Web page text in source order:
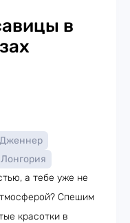
в
а тебе уже не
Спешим
красотки в